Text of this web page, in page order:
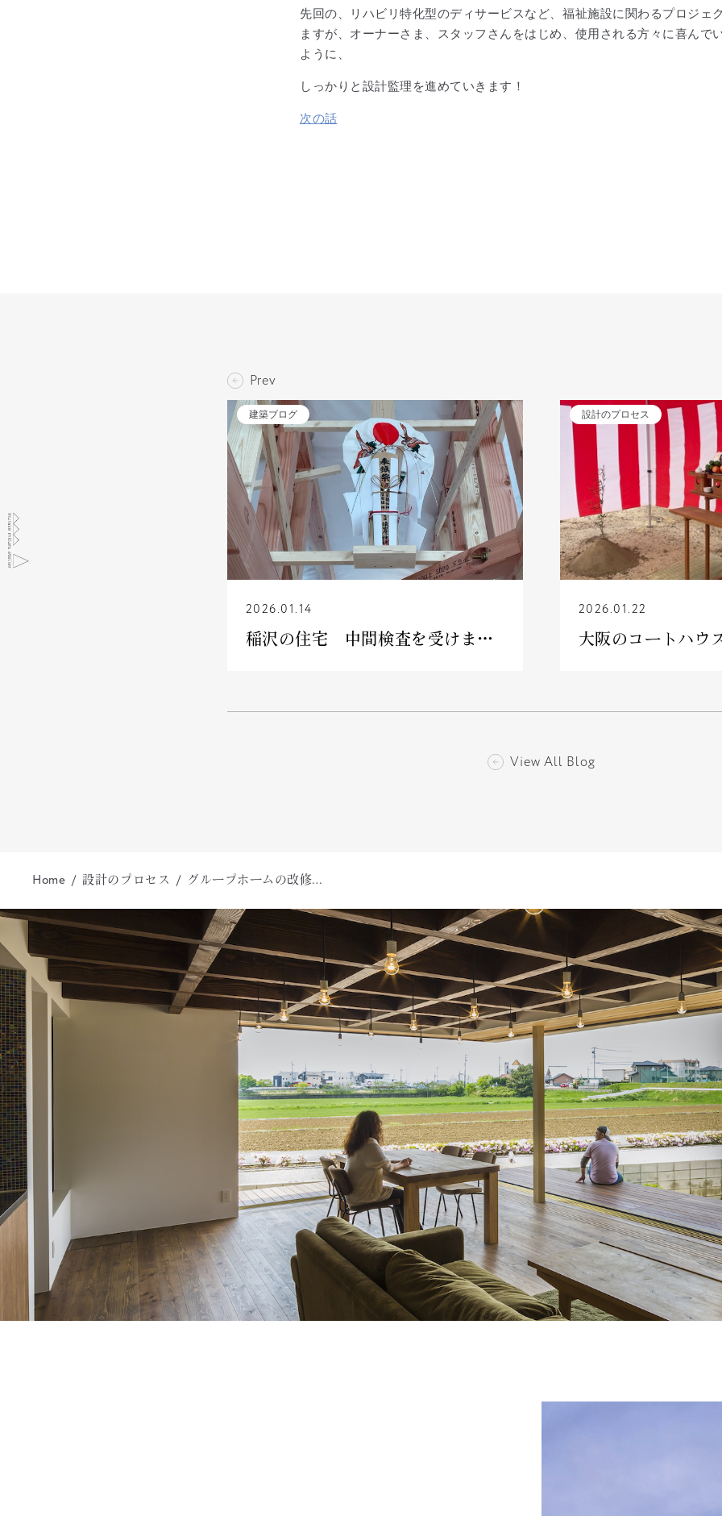
先回の、リハビリ特化型のディサービスなど、福祉施設に関わるプロジェ
ますが、オーナーさま、スタッフさんをはじめ、使用される方々に喜んで
ように、
しっかりと設計監理を進めていきます！
次の話
Prev
建築ブログ
2026.01.14
稲沢の住宅 中間検査を受けました
設計のプロセス
2026.01.22
View All Blog
Home 設計のプロセス グループホームの改修…